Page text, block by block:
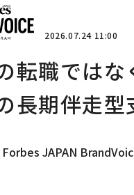
2026.07.24 11:00
転職では
長期伴走型
Forbes JAPAN